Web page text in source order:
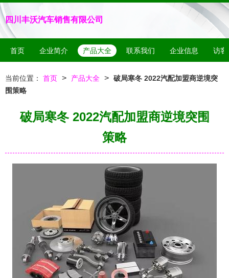
四川丰沃汽车销售有限公司
首页 企业简介 产品大全 联系我们 企业信息 访客
当前位置： 首页 > 产品大全 > 破局寒冬 2022汽配加盟商逆境突
围策略
破局寒冬 2022汽配加盟商逆境突围
策略